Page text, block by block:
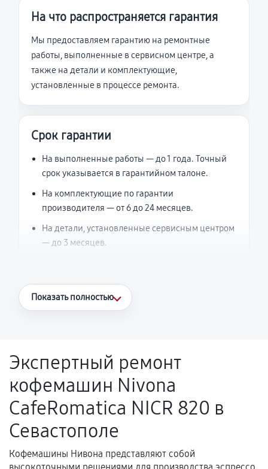
На что распространяется гарантия
Мы предоставляем гарантию на ремонтные
работы, выполненные в сервисном центре, а
также на детали и комплектующие,
установленные в процессе ремонта.
Срок гарантии
На выполненные работы — до 1 года. Точный
срок указывается в гарантийном талоне.
На комплектующие по гарантии
производителя — от 6 до 24 месяцев.
На детали, установленные сервисным центром
— до 3 месяцев.
Что считается гарантийным случаем
Поломка установленной детали при
нормальной эксплуатации в течение
гарантийного срока.
Несоответствие комплектующей заявленным
техническим характеристикам.
Показать полностью
Экспертный ремонт
кофемашин Nivona
CafeRomatica NICR 820 в
Севастополе
Кофемашины Нивона представляют собой